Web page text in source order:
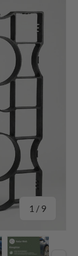
1 / von
9